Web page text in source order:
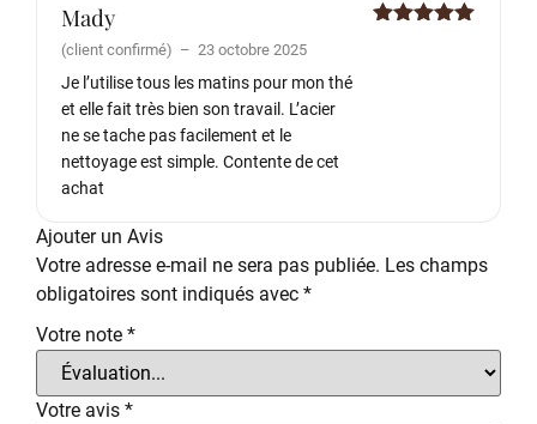
Mady
(client confirmé) – 23 octobre 2025
Je l’utilise tous les matins pour mon thé
et elle fait très bien son travail. L’acier
ne se tache pas facilement et le
nettoyage est simple. Contente de cet
achat
Ajouter un Avis
Votre adresse e-mail ne sera pas publiée. Les champs
obligatoires sont indiqués avec *
Votre note *
Votre avis *